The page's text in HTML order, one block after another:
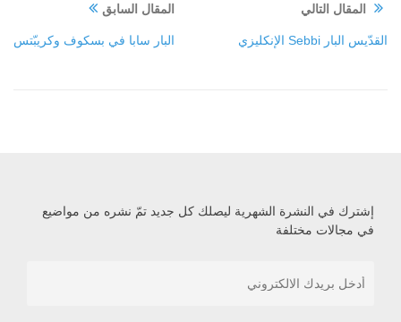
المقال السابق
البار سابا في بسكوف وكريبّتس
المقال التالي
القدّيس البار Sebbi الإنكليزي
إشترك في النشرة الشهرية ليصلك كل جديد تمّ نشره من مواضيع
في مجالات مختلفة